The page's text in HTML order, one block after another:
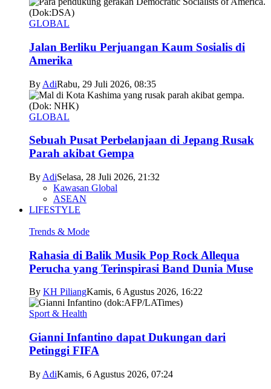
GLOBAL
Jalan Berliku Perjuangan Kaum Sosialis di
Amerika
By AdiRabu, 29 Juli 2026, 08:35
GLOBAL
Sebuah Pusat Perbelanjaan di Jepang Rusak
Parah akibat Gempa
By AdiSelasa, 28 Juli 2026, 21:32
Kawasan Global
ASEAN
LIFESTYLE
Trends & Mode
Rahasia di Balik Musik Pop Rock Allequa
Perucha yang Terinspirasi Band Dunia Muse
By KH PiliangKamis, 6 Agustus 2026, 16:22
Sport & Health
Gianni Infantino dapat Dukungan dari
Petinggi FIFA
By AdiKamis, 6 Agustus 2026, 07:24